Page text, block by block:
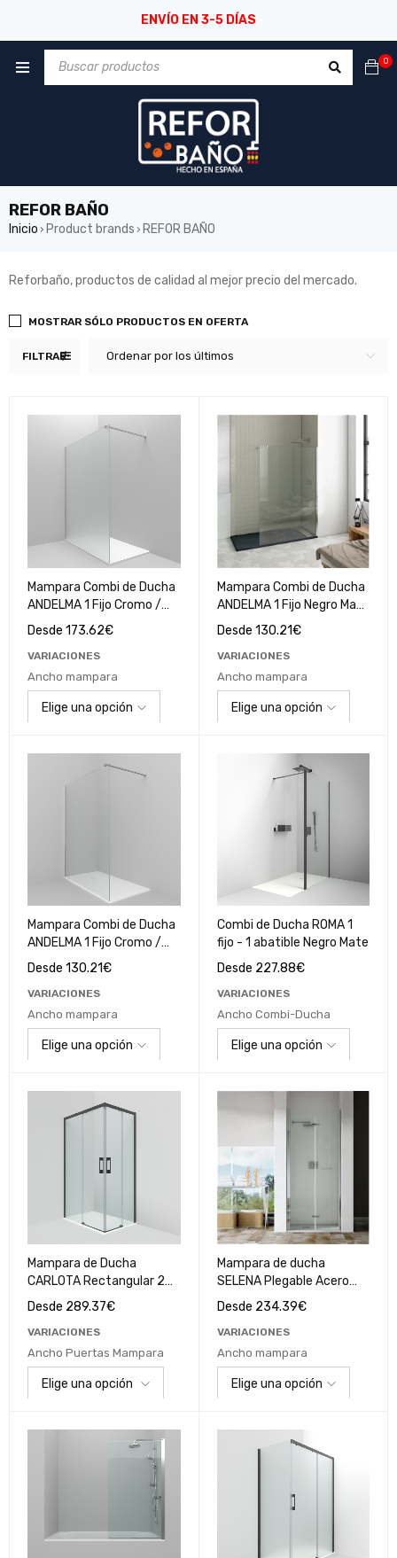
ENVÍO EN 3-5 DÍAS
0
REFOR BAÑO
Inicio › Product brands › REFOR BAÑO
Reforbaño, productos de calidad al mejor precio del mercado.
FILTRAR Ordenar por los últimos
MOSTRAR SÓLO PRODUCTOS EN OFERTA
Mampara Combi de Ducha
ANDELMA 1 Fijo Cromo /
Cristal Mate
Desde 173.62€
VARIACIONES
Ancho mampara
Mampara Combi de Ducha
ANDELMA 1 Fijo Negro Mate
/ Cristal Transparente
Desde 130.21€
VARIACIONES
Ancho mampara
Mampara Combi de Ducha
ANDELMA 1 Fijo Cromo /
Cristal Transparente
Desde 130.21€
VARIACIONES
Ancho mampara
Combi de Ducha ROMA 1
fijo - 1 abatible Negro Mate
Desde 227.88€
VARIACIONES
Ancho Combi-Ducha
Mampara de Ducha
CARLOTA Rectangular 2
fijos - 2 Puertas Negro
Transparente
Desde 289.37€
VARIACIONES
Ancho Puertas Mampara
Mampara de ducha
SELENA Plegable Acero
Cromado
Desde 234.39€
VARIACIONES
Ancho mampara